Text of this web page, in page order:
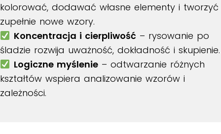
kolorować, dodawać własne elementy i tworzyć
zupełnie nowe wzory.
Koncentracja i cierpliwość – rysowanie po
śladzie rozwija uważność, dokładność i skupienie.
Logiczne myślenie– odtwarzanie różnych
kształtów wspiera analizowanie wzorów i
zależności.